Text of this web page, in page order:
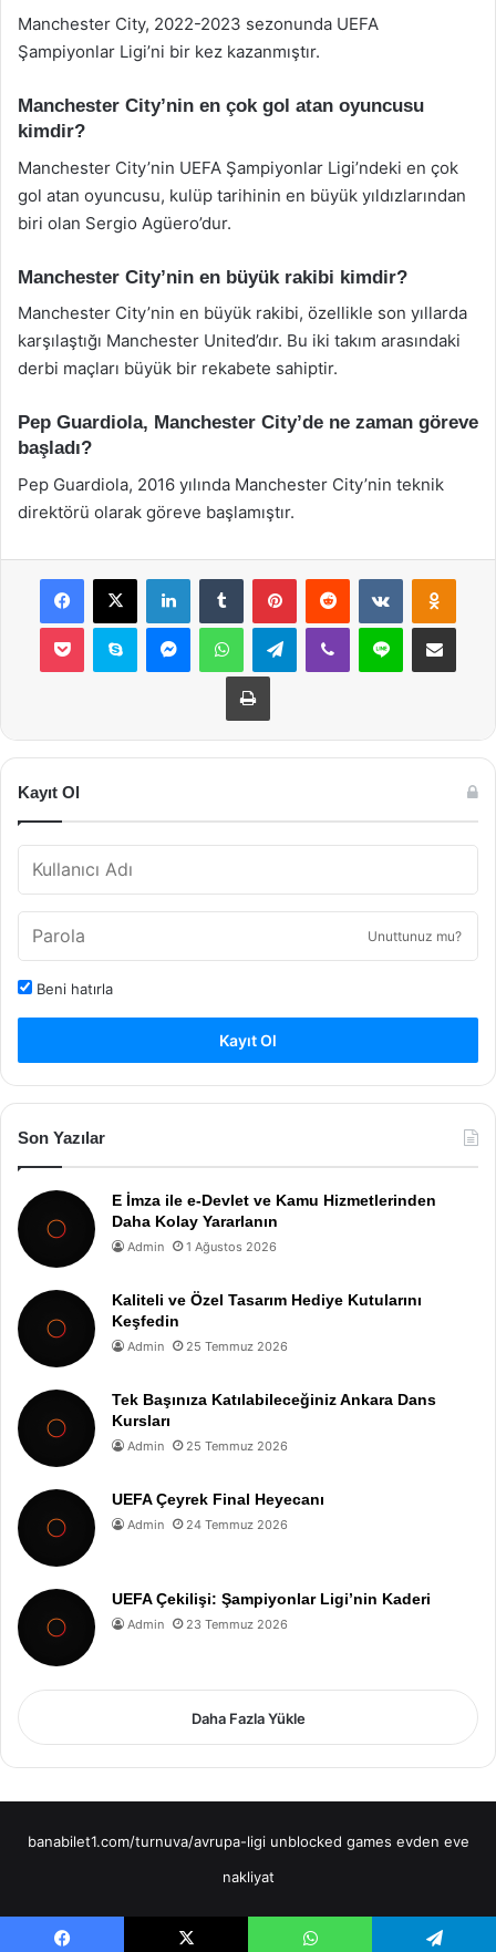
Manchester City, 2022-2023 sezonunda UEFA
Şampiyonlar Ligi’ni bir kez kazanmıştır.
Manchester City’nin en çok gol atan oyuncusu
kimdir?
Manchester City’nin UEFA Şampiyonlar Ligi’ndeki en çok
gol atan oyuncusu, kulüp tarihinin en büyük yıldızlarından
biri olan Sergio Agüero’dur.
Manchester City’nin en büyük rakibi kimdir?
Manchester City’nin en büyük rakibi, özellikle son yıllarda
karşılaştığı Manchester United’dır. Bu iki takım arasındaki
derbi maçları büyük bir rekabete sahiptir.
Pep Guardiola, Manchester City’de ne zaman göreve
başladı?
Pep Guardiola, 2016 yılında Manchester City’nin teknik
direktörü olarak göreve başlamıştır.
Facebook
X LinkedInTumblr PinterestReddit VKontakte
Pocket Skype MessengerWhatsAppTelegramViber Line E-Posta ile
Yazdır
Kayıt Ol
Unuttunuz mu?
Beni hatırla
Kayıt Ol
Son Yazılar
E İmza ile e-Devlet ve Kamu Hizmetlerinden
Daha Kolay Yararlanın
Admin 1 Ağustos 2026
Kaliteli ve Özel Tasarım Hediye Kutularını
Keşfedin
Admin 25 Temmuz 2026
Tek Başınıza Katılabileceğiniz Ankara Dans
Kursları
Admin 25 Temmuz 2026
UEFA Çeyrek Final Heyecanı
Admin 24 Temmuz 2026
UEFA Çekilişi: Şampiyonlar Ligi’nin Kaderi
Admin 23 Temmuz 2026
Daha Fazla Yükle
banabilet1.com/turnuva/avrupa-ligi unblocked games evden eve
nakliyat